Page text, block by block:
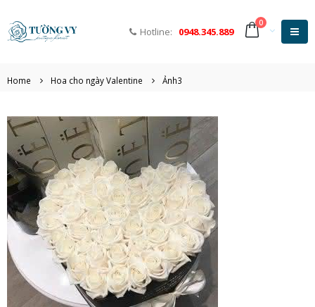
Hotline: 0948.345.889
0
Home Hoa cho ngày Valentine Ảnh3